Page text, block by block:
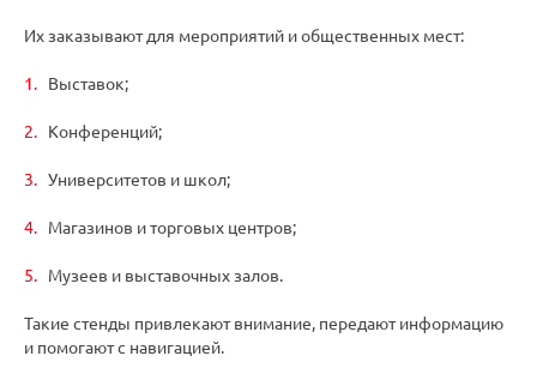
Их заказывают для мероприятий и общественных мест:
Выставок;
Конференций;
Университетов и школ;
Магазинов и торговых центров;
Музеев и выставочных залов.
Такие стенды привлекают внимание, передают информацию
и помогают с навигацией.